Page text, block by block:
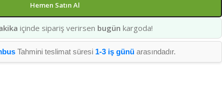
Hemen Satın Al
içinde sipariş verirsen bugün kargoda!
Tahmini teslimat süresi 1-3 iş günüarasındadır.